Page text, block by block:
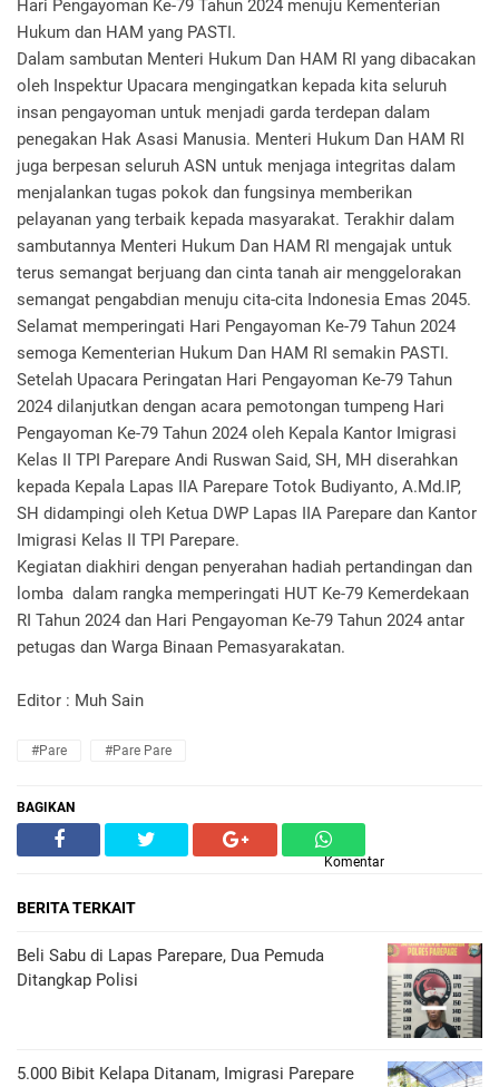
Hari Pengayoman Ke-79 Tahun 2024 menuju Kementerian
Hukum dan HAM yang PASTI.
Dalam sambutan Menteri Hukum Dan HAM RI yang dibacakan
oleh Inspektur Upacara mengingatkan kepada kita seluruh
insan pengayoman untuk menjadi garda terdepan dalam
penegakan Hak Asasi Manusia. Menteri Hukum Dan HAM RI
juga berpesan seluruh ASN untuk menjaga integritas dalam
menjalankan tugas pokok dan fungsinya memberikan
pelayanan yang terbaik kepada masyarakat. Terakhir dalam
sambutannya Menteri Hukum Dan HAM RI mengajak untuk
terus semangat berjuang dan cinta tanah air menggelorakan
semangat pengabdian menuju cita-cita Indonesia Emas 2045.
Selamat memperingati Hari Pengayoman Ke-79 Tahun 2024
semoga Kementerian Hukum Dan HAM RI semakin PASTI.
Setelah Upacara Peringatan Hari Pengayoman Ke-79 Tahun
2024 dilanjutkan dengan acara pemotongan tumpeng Hari
Pengayoman Ke-79 Tahun 2024 oleh Kepala Kantor Imigrasi
Kelas II TPI Parepare Andi Ruswan Said, SH, MH diserahkan
kepada Kepala Lapas IIA Parepare Totok Budiyanto, A.Md.IP,
SH didampingi oleh Ketua DWP Lapas IIA Parepare dan Kantor
Imigrasi Kelas II TPI Parepare.
Kegiatan diakhiri dengan penyerahan hadiah pertandingan dan
lomba dalam rangka memperingati HUT Ke-79 Kemerdekaan
RI Tahun 2024 dan Hari Pengayoman Ke-79 Tahun 2024 antar
petugas dan Warga Binaan Pemasyarakatan.
Editor : Muh Sain
#Pare #Pare Pare
BAGIKAN
Komentar
BERITA TERKAIT
Beli Sabu di Lapas Parepare, Dua Pemuda
Ditangkap Polisi
5.000 Bibit Kelapa Ditanam, Imigrasi Parepare